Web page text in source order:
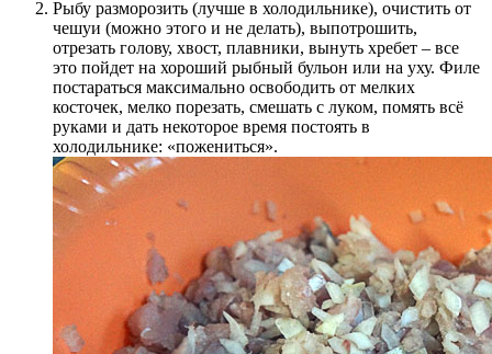
Рыбу разморозить (лучше в холодильнике), очистить от
чешуи (можно этого и не делать), выпотрошить,
отрезать голову, хвост, плавники, вынуть хребет – все
это пойдет на хороший рыбный бульон или на уху. Филе
постараться максимально освободить от мелких
косточек, мелко порезать, смешать с луком, помять всё
руками и дать некоторое время постоять в
холодильнике: «пожениться».